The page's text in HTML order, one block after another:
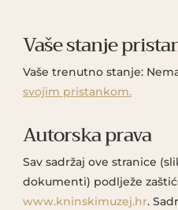
Vaše stanje
Vaše trenutno stanje:
svojim pristankom.
Autorska prava
Sav sadržaj ove stranice
dokumenti) podlježe
www.kninskimuzej.hr.